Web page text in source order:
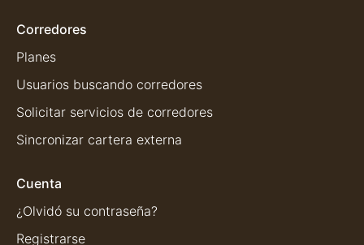
Corredores
Planes
Usuarios buscando corredores
Solicitar servicios de corredores
Sincronizar cartera externa
Cuenta
¿Olvidó su contraseña?
Registrarse